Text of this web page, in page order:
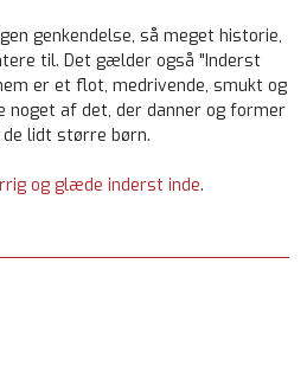
genkendelse, så meget historie,
til. Det gælder også "Inderst
er et flot, medrivende, smukt og
noget af det, der danner og former
de lidt større børn.
og glæde inderst inde.